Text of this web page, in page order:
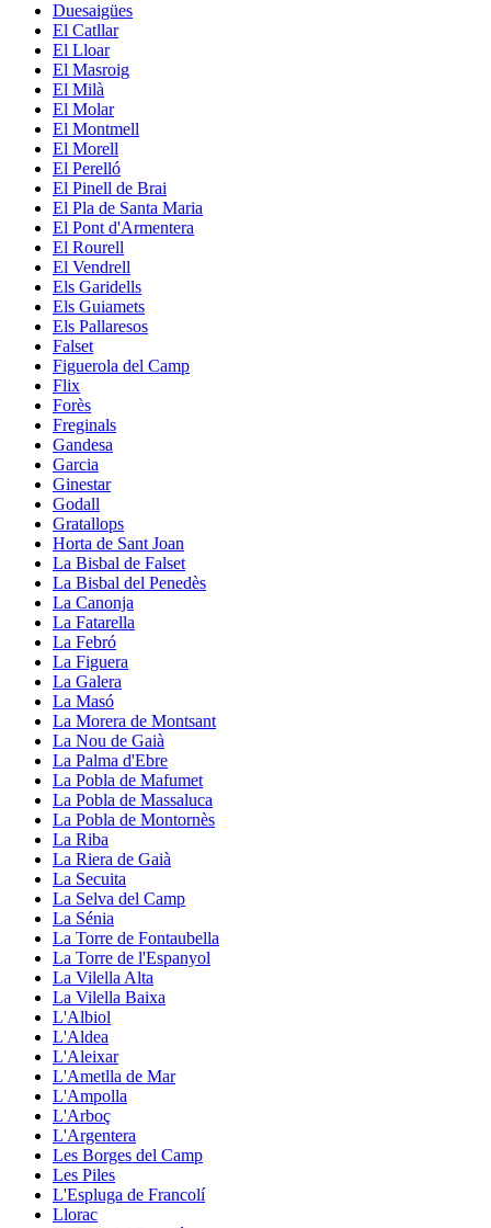
Duesaigües
El Catllar
El Lloar
El Masroig
El Milà
El Molar
El Montmell
El Morell
El Perelló
El Pinell de Brai
El Pla de Santa Maria
El Pont d'Armentera
El Rourell
El Vendrell
Els Garidells
Els Guiamets
Els Pallaresos
Falset
Figuerola del Camp
Flix
Forès
Freginals
Gandesa
Garcia
Ginestar
Godall
Gratallops
Horta de Sant Joan
La Bisbal de Falset
La Bisbal del Penedès
La Canonja
La Fatarella
La Febró
La Figuera
La Galera
La Masó
La Morera de Montsant
La Nou de Gaià
La Palma d'Ebre
La Pobla de Mafumet
La Pobla de Massaluca
La Pobla de Montornès
La Riba
La Riera de Gaià
La Secuita
La Selva del Camp
La Sénia
La Torre de Fontaubella
La Torre de l'Espanyol
La Vilella Alta
La Vilella Baixa
L'Albiol
L'Aldea
L'Aleixar
L'Ametlla de Mar
L'Ampolla
L'Arboç
L'Argentera
Les Borges del Camp
Les Piles
L'Espluga de Francolí
Llorac